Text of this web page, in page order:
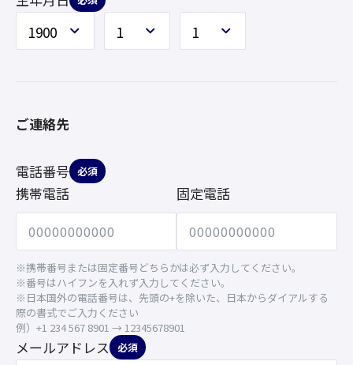
ご連絡先
電話番号 必須
携帯電話 固定電話
※携帯番号または固定番号どちらかは必ず入力してください。
※番号はハイフンを入れず入力してください。
※日本国外の電話番号は、先頭の+を除いた、日本からダイアルする
際の書式でご入力ください
例）+1 234 567 8901 → 12345678901
メールアドレス 必須